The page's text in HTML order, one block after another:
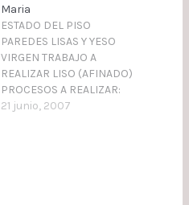
Maria
ESTADO DEL PISO
PAREDES LISAS Y YESO
VIRGEN TRABAJO A
REALIZAR LISO (AFINADO)
PROCESOS A REALIZAR:
TECHOS Y PAREDES
21 junio, 2007